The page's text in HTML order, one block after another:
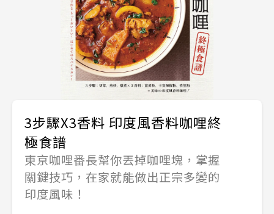
3步驟X3香料 印度風香料咖哩終
極食譜
東京咖哩番長幫你丟掉咖哩塊，掌握
關鍵技巧，在家就能做出正宗多變的
印度風味！